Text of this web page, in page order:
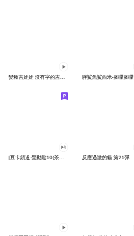
胖鯊魚鯊西米-胚囉胚囉
反應過激的貓 第21彈